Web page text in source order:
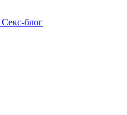
Секс-блог